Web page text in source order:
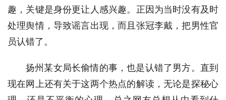
趣，关键是身份更让人感兴趣。正因为当时没有及时
处理舆情，导致谣言出现，而且张冠李戴，把男性官
员认错了。
扬州某女局长偷情的事，也是认错了男方。直到
现在网上还有关于这两个热点的解读，无论是探秘心